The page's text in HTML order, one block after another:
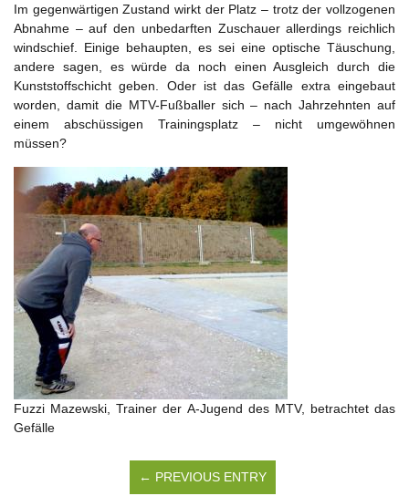
Im gegenwärtigen Zustand wirkt der Platz – trotz der vollzogenen
Abnahme – auf den unbedarften Zuschauer allerdings reichlich
windschief. Einige behaupten, es sei eine optische Täuschung,
andere sagen, es würde da noch einen Ausgleich durch die
Kunststoffschicht geben. Oder ist das Gefälle extra eingebaut
worden, damit die MTV-Fußballer sich – nach Jahrzehnten auf
einem abschüssigen Trainingsplatz – nicht umgewöhnen
müssen?
Fuzzi Mazewski, Trainer der A-Jugend des MTV, betrachtet das
Gefälle
← PREVIOUS ENTRY